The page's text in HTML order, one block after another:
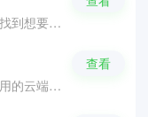
快吧游戏盒手机版让你们快速找到想要游玩的游戏的游戏盒子软件，汇聚了海量单机、网游、网页游戏及手游资源。软件提供了绿色安全无毒的极速下载与一键安装服务，部分作品更支持即点即玩。软件还会时推送前沿资讯与热门推荐，还能在社区中了解真实的评价与交流各自的攻略心得，让你们轻松找到好的游戏作品。
多玩云游戏平台是一款小巧好用的云端游戏服务平台，无需下载安装几百G的大型游戏安装包，享受点击就能即点即玩的体验。平台专为大型3A大作与热门网游优化，支持把高画质的游戏实时流式传输到手机上，告别了排队与设备配置限制。软件支持横竖屏自由切换与自定义键位，还能查个人的数据、看资讯以及组队交友。
查看